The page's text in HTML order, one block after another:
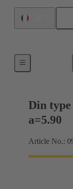
Din
a=5.90
Article No.: